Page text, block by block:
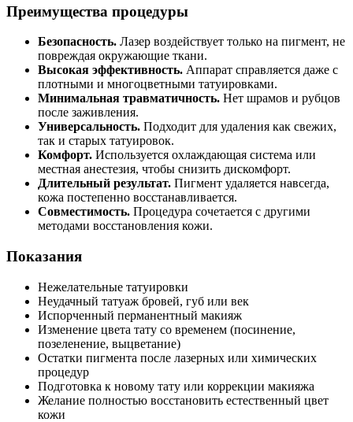
Преимущества процедуры
Безопасность. Лазер воздействует только на пигмент, не
повреждая окружающие ткани.
Высокая эффективность. Аппарат справляется даже с
плотными и многоцветными татуировками.
Минимальная травматичность. Нет шрамов и рубцов
после заживления.
Универсальность. Подходит для удаления как свежих,
так и старых татуировок.
Комфорт. Используется охлаждающая система или
местная анестезия, чтобы снизить дискомфорт.
Длительный результат. Пигмент удаляется навсегда,
кожа постепенно восстанавливается.
Совместимость. Процедура сочетается с другими
методами восстановления кожи.
Показания
Нежелательные татуировки
Неудачный татуаж бровей, губ или век
Испорченный перманентный макияж
Изменение цвета тату со временем (посинение,
позеленение, выцветание)
Остатки пигмента после лазерных или химических
процедур
Подготовка к новому тату или коррекции макияжа
Желание полностью восстановить естественный цвет
кожи